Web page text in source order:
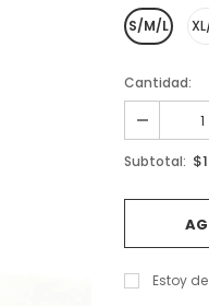
S/M/L
Cantidad:
Subtotal:
Estoy